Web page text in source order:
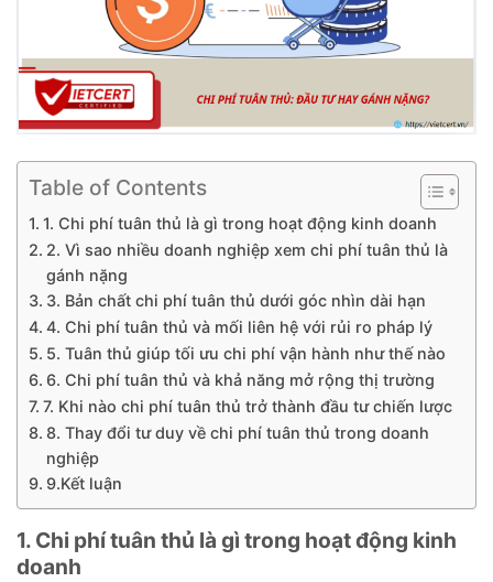
Table of Contents
1. Chi phí tuân thủ là gì trong hoạt động kinh doanh
2. Vì sao nhiều doanh nghiệp xem chi phí tuân thủ là
gánh nặng
3. Bản chất chi phí tuân thủ dưới góc nhìn dài hạn
4. Chi phí tuân thủ và mối liên hệ với rủi ro pháp lý
5. Tuân thủ giúp tối ưu chi phí vận hành như thế nào
6. Chi phí tuân thủ và khả năng mở rộng thị trường
7. Khi nào chi phí tuân thủ trở thành đầu tư chiến lược
8. Thay đổi tư duy về chi phí tuân thủ trong doanh
nghiệp
9.Kết luận
1. Chi phí tuân thủ là gì trong hoạt động kinh
doanh